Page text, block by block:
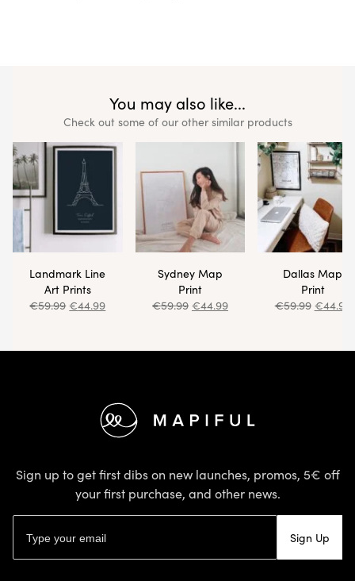
You may also like...
Check out some of our other similar products
Landmark Line
Art Prints
€59.99 €44.99
Sydney Map
Print
€59.99 €44.99
Dallas Map
Print
€59.99 €44.99
Sign up to get first dibs on new launches, promos, 5€ off
your first purchase, and other news.
Sign Up